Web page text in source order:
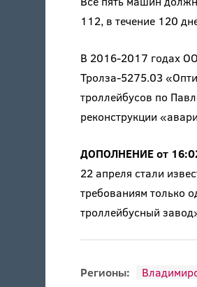
112, в течение 120
В 2016-2017 годах
Тролза-5275.03
троллейбусов по
реконструкции
ДОПОЛНЕНИЕ от
22 апреля стали
требованиям только
троллейбусный
Регионы: